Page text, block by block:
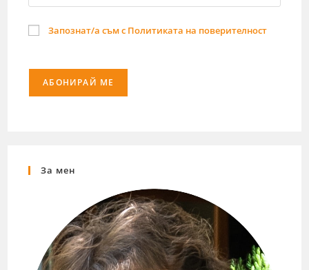
Запознат/а съм с Политиката на поверителност
За мен